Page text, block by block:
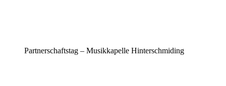
Partnerschaftstag – Musikkapelle Hinterschmiding